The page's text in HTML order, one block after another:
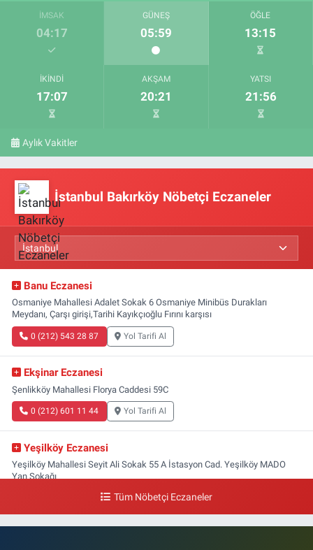
İMSAK
04:17
GÜNEŞ
05:59
ÖĞLE
13:15
İKINDI
17:07
AKŞAM
20:21
YATSI
21:56
Aylık Vakitler
İstanbul Bakırköy Nöbetçi Eczaneler
Banu Eczanesi
Osmaniye Mahallesi Adalet Sokak 6 Osmaniye Minibüs Durakları
Meydanı, Çarşı girişi,Tarihi Kayıkçıoğlu Fırını karşısı
0 (212) 543 28 87 Yol Tarifi Al
Ekşinar Eczanesi
Şenlikköy Mahallesi Florya Caddesi 59C
0 (212) 601 11 44 Yol Tarifi Al
Yeşilköy Eczanesi
Yeşilköy Mahallesi Seyit Ali Sokak 55 A İstasyon Cad. Yeşilköy MADO
Yan Sokağı
Yol Tarifi Al
Tüm Nöbetçi Eczaneler